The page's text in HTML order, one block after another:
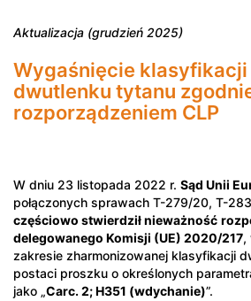
Aktualizacja (grudzień 2025)
Wygaśnięcie
dwutlenku tytanu
rozporządzeniem CLP
W dniu 23 listopada 2022 r. Sąd Unii
połączonych sprawach T-279/20, T-
częściowo stwierdził nieważność
delegowanego Komisji (UE) 2020/217,
zakresie zharmonizowanej klasyfikacji
postaci proszku o określonych
jako „Carc. 2; H351 (wdychanie)”.